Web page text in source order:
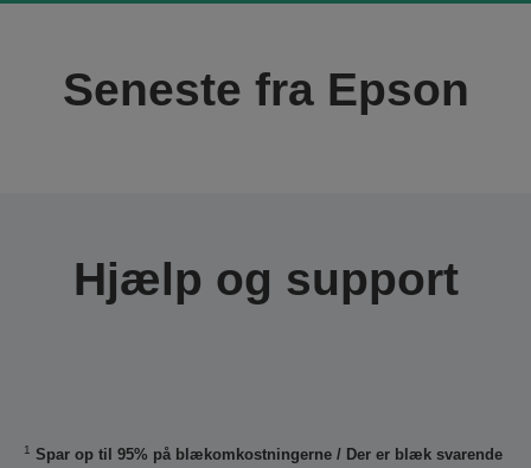
Seneste fra Epson
Hjælp og support
1 Spar op til 95% på blækomkostningerne / Der er blæk svarende